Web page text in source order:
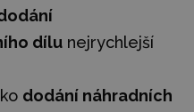
dílu nejrychlejší
dodání náhradních